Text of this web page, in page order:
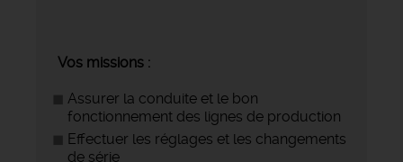
Vos missions :
Assurer la conduite et le bon
fonctionnement des lignes de production
Effectuer les réglages et les changements
de série